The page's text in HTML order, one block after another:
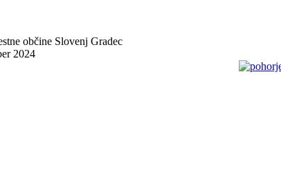
občine Slovenj Gradec
2024